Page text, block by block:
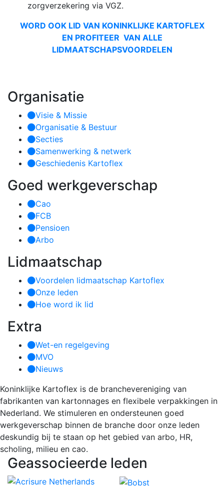
zorgverzekering via VGZ.
WORD OOK LID VAN KONINKLIJKE KARTOFLEX
EN PROFITEER VAN ALLE
LIDMAATSCHAPSVOORDELEN
Organisatie
Visie & Missie
Organisatie & Bestuur
Secties
Samenwerking & netwerk
Geschiedenis Kartoflex
Goed werkgeverschap
Cao
FCB
Pensioen
Arbo
Lidmaatschap
Voordelen lidmaatschap Kartoflex
Onze leden
Hoe word ik lid
Extra
Wet-en regelgeving
MVO
Nieuws
Koninklijke Kartoflex is de branchevereniging van
fabrikanten van kartonnages en flexibele verpakkingen in
Nederland. We stimuleren en ondersteunen goed
werkgeverschap binnen de branche door onze leden
deskundig bij te staan op het gebied van arbo, HR,
scholing, milieu en cao.
Geassocieerde leden